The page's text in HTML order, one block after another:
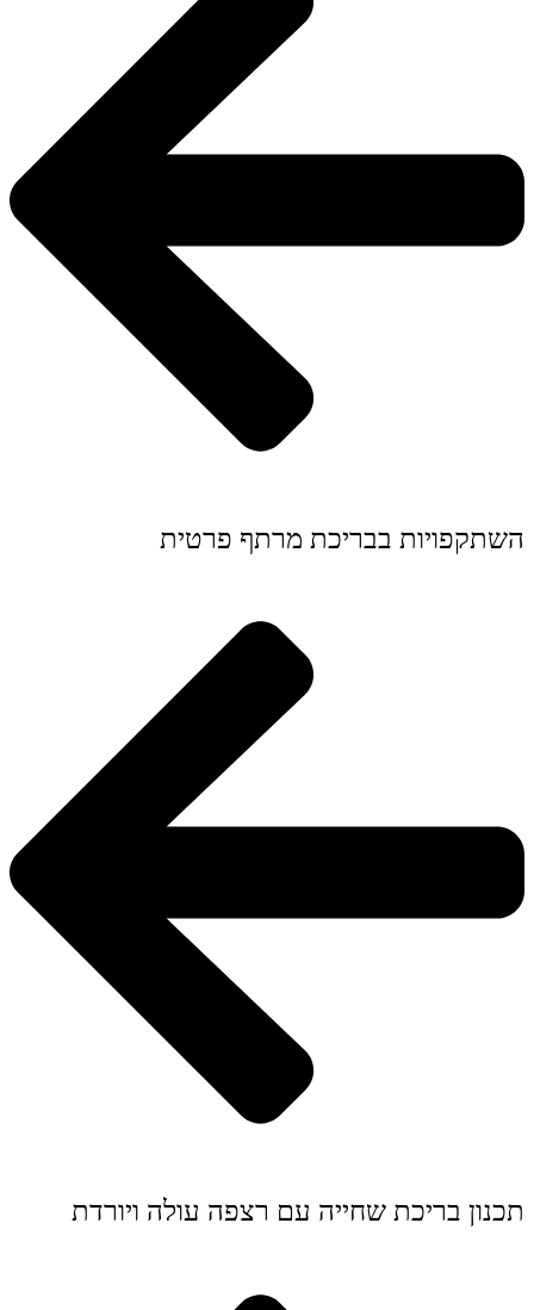
השתקפויות בבריכת מרתף פרטית
תכנון בריכת שחייה עם רצפה עולה ויורדת